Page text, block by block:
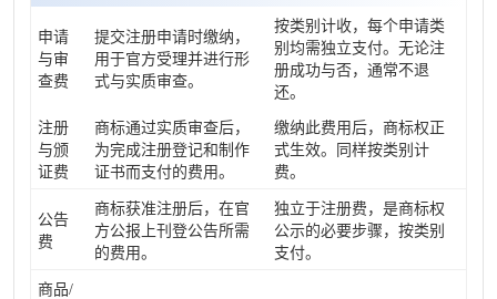
申请
与审
查费
提交注册申请时缴纳，
用于官方受理并进行形
式与实质审查。
按类别计收，每个申请类
别均需独立支付。无论注
册成功与否，通常不退
还。
注册
与颁
证费
商标通过实质审查后，
为完成注册登记和制作
证书而支付的费用。
缴纳此费用后，商标权正
式生效。同样按类别计
费。
公告
费
商标获准注册后，在官
方公报上刊登公告所需
的费用。
独立于注册费，是商标权
公示的必要步骤，按类别
支付。
商品/